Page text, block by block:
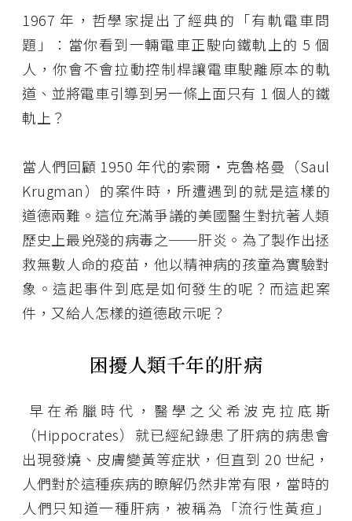
1967 年，哲學家提出了經典的「有軌電車問
題」：當你看到一輛電車正駛向鐵軌上的 5 個
人，你會不會拉動控制桿讓電車駛離原本的軌
道、並將電車引導到另一條上面只有 1 個人的鐵
軌上？
當人們回顧 1950 年代的索爾・克魯格曼（Saul
Krugman）的案件時，所遭遇到的就是這樣的
道德兩難。這位充滿爭議的美國醫生對抗著人類
歷史上最兇殘的病毒之──肝炎。為了製作出拯
救無數人命的疫苗，他以精神病的孩童為實驗對
象。這起事件到底是如何發生的呢？而這起案
件，又給人怎樣的道德啟示呢？
困擾人類千年的肝病
早在希臘時代，醫學之父希波克拉底斯
（Hippocrates）就已經紀錄患了肝病的病患會
出現發燒、皮膚變黃等症狀，但直到 20 世紀，
人們對於這種疾病的瞭解仍然非常有限，當時的
人們只知道一種肝病，被稱為「流行性黃疸」